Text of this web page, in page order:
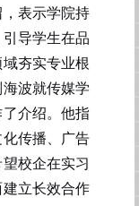
表示学院持
导学生在品
夯实专业根
波就传媒学
介绍。他指
传播、 广告
望校企在实习
立长效合作